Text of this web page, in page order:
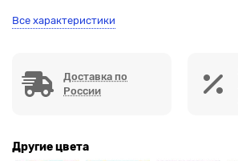
Все характеристики
Доставка по
России
Другие цвета